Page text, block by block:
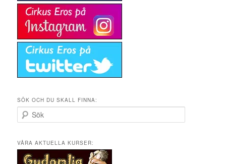
SÖK OCH DU SKALL FINNA:
ö
VÅRA AKTUELLA KURSER: